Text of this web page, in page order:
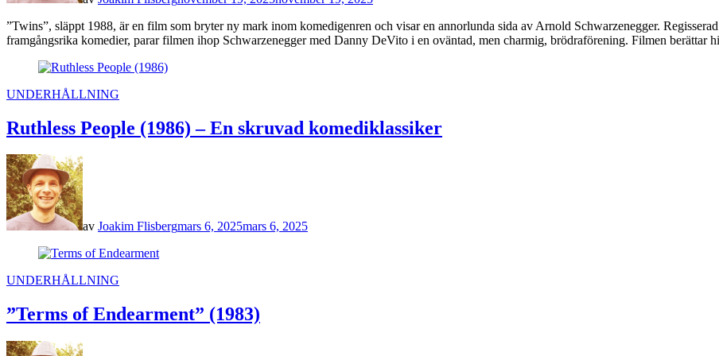
”Twins”, släppt 1988, är en film som bryter ny mark inom komedigenren och visar en annorlunda sida av Arnold Schwarzenegger.
framgångsrika komedier, parar filmen ihop Schwarzenegger med Danny DeVito i en oväntad, men charmig, brödraförening. Filmen
POSTED
UNDERHÅLLNING
Ruthless People (1986) – En skruvad komediklassiker
av Joakim Flisbergmars 6, 2025mars 6, 2025
POSTED
UNDERHÅLLNING
”Terms of Endearment” (1983)